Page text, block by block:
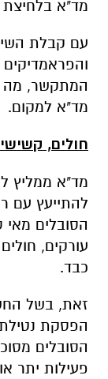
מד"א בלחיצת
עם קבלת
המתקשר, מה
מד"א למקום.
חולים,
מד"א ממליץ
להתייעץ עם
הסובלים
עורקים,
כבד.
זאת, בשל
הפסקת נטילת
הסובלים
פעילות יתר